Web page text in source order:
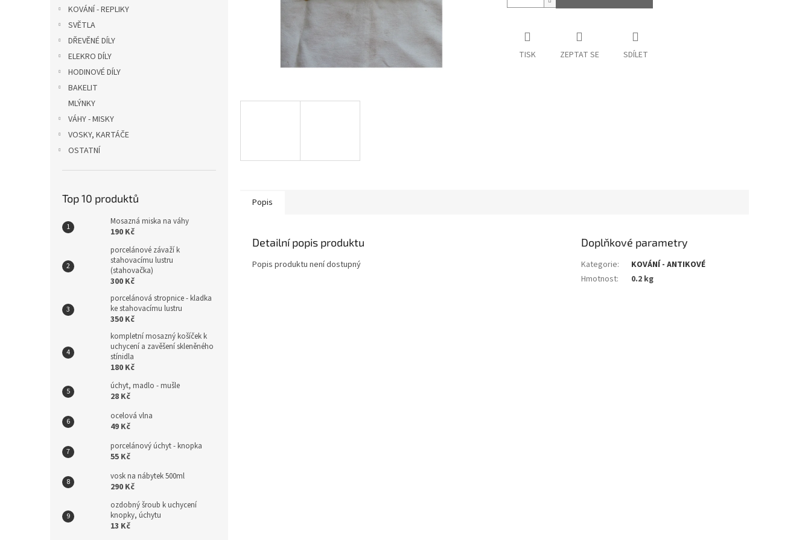
KOVÁNÍ - REPLIKY
SVĚTLA
DŘEVĚNÉ DÍLY
ELEKRO DÍLY
HODINOVÉ DÍLY
BAKELIT
MLÝNKY
VÁHY - MISKY
VOSKY, KARTÁČE
OSTATNÍ
Top 10 produktů
Mosazná miska na váhy
190 Kč
porcelánové závaží k
stahovacímu lustru
(stahovačka)
300 Kč
porcelánová stropnice - kladka
ke stahovacímu lustru
350 Kč
kompletní mosazný košíček k
uchycení a zavěšení skleněného
stínidla
180 Kč
úchyt, madlo - mušle
28 Kč
ocelová vlna
49 Kč
porcelánový úchyt - knopka
55 Kč
vosk na nábytek 500ml
290 Kč
ozdobný šroub k uchycení
knopky, úchytu
13 Kč
TISK ZEPTAT SE SDÍLET
Popis
Detailní popis produktu
Popis produktu není dostupný
Doplňkové parametry
Kategorie:
KOVÁNÍ - ANTIKOVÉ
Hmotnost: 0.2 kg